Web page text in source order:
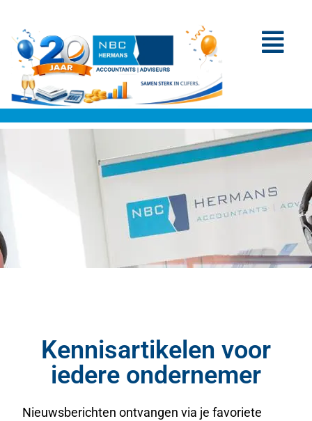
Kennisartikelen voor
iedere ondernemer
Nieuwsberichten ontvangen via je favoriete